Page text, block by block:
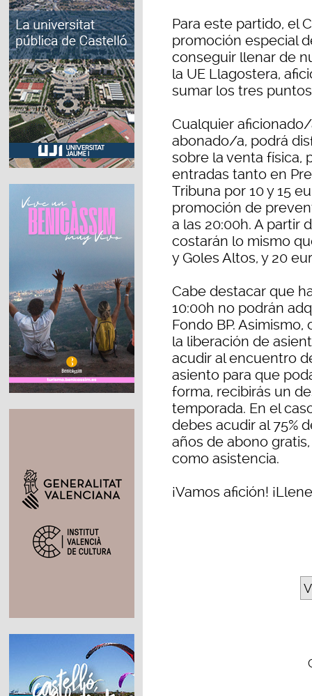
Para este partido, el
promoción especial
conseguir llenar de
la UE Llagostera,
sumar los tres
Cualquier
abonado/a, podrá
sobre la venta física,
entradas tanto en
Tribuna por 10 y 15
promoción de
a las 20:00h. A partir
costarán lo mismo
y Goles Altos, y 20
Cabe destacar que
10:00h no podrán
Fondo BP.
la liberación de
acudir al encuentro
asiento para que
forma, recibirás un
temporada. En el
debes acudir al 75%
años de abono
como asistencia.
¡Vamos afición!